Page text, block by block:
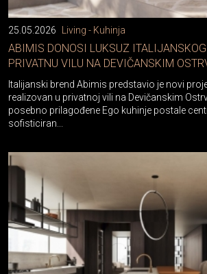
25.05.2026 Living - Kuhinja
ABIMIS DONOSI LUKSUZ
PRIVATNU VILU NA DEVIČANSKIM
Italijanski brend Abimis predstavio je novi
realizovan u privatnoj vili na Devičanskim
posebno prilagođene Ego kuhinje postale
sofisticiran...